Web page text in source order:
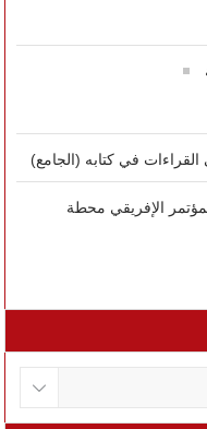
في كتابه (الجامع)
الإفريقي محطة